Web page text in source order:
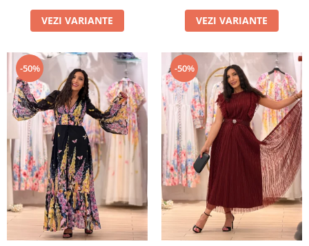
VEZI VARIANTE VEZI VARIANTE
-50% -50%